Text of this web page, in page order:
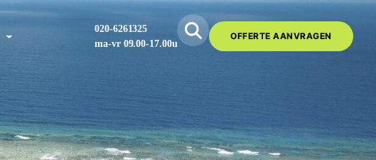
020-6261325
ma-vr 09.00-17.00u
OFFERTE AANVRAGEN